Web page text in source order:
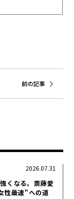
前の記事
くなる。斎藤愛
性最速"への道
2026.07.31